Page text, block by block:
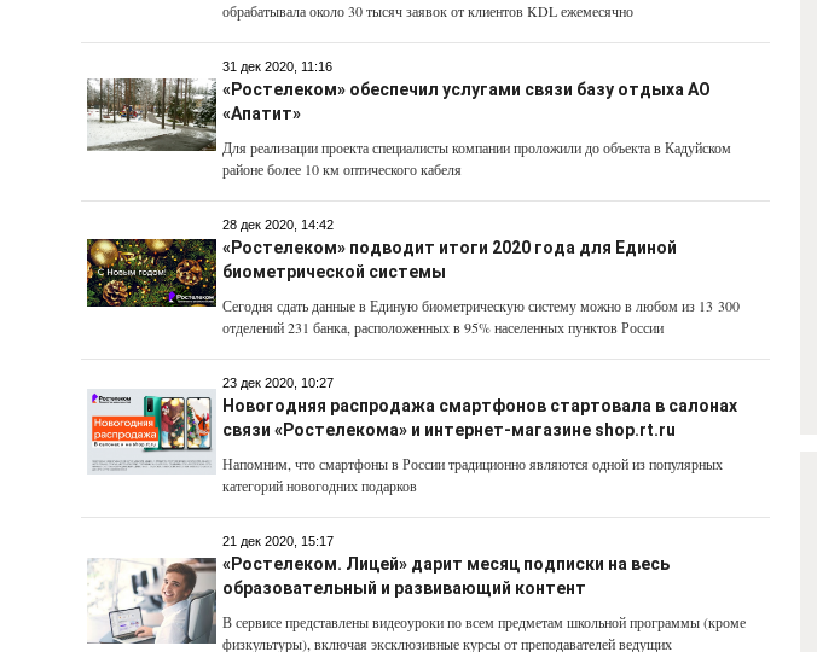
обрабатывала около 30 тысяч заявок от клиентов KDL ежемесячно
31 дек 2020, 11:16
«Ростелеком» обеспечил услугами связи базу отдыха АО
«Апатит»
Для реализации проекта специалисты компании проложили до объекта в Кадуйском
районе более 10 км оптического кабеля
28 дек 2020, 14:42
«Ростелеком» подводит итоги 2020 года для Единой
биометрической системы
Сегодня сдать данные в Единую биометрическую систему можно в любом из 13 300
отделений 231 банка, расположенных в 95% населенных пунктов России
23 дек 2020, 10:27
Новогодняя распродажа смартфонов стартовала в салонах
связи «Ростелекома» и интернет-магазине shop.rt.ru
Напомним, что смартфоны в России традиционно являются одной из популярных
категорий новогодних подарков
21 дек 2020, 15:17
«Ростелеком. Лицей» дарит месяц подписки на весь
образовательный и развивающий контент
В сервисе представлены видеоуроки по всем предметам школьной программы (кроме
физкультуры), включая эксклюзивные курсы от преподавателей ведущих